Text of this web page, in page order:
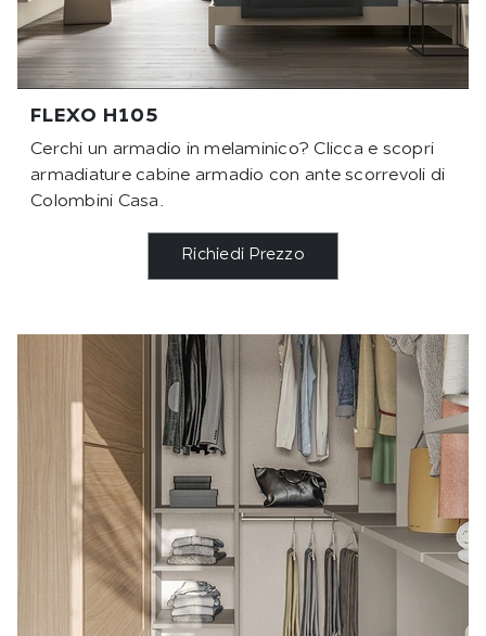
FLEXO H105
Cerchi un armadio in melaminico? Clicca e scopri
armadiature cabine armadio con ante scorrevoli di
Colombini Casa.
Richiedi Prezzo